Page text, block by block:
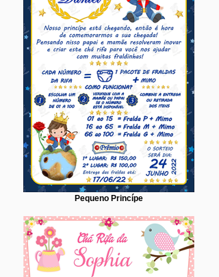
Pequeno Princípe